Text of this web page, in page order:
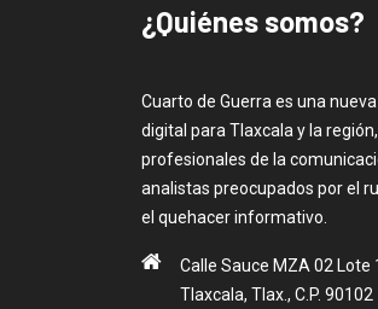
¿Quiénes somos?
Cuarto de Guerra es una
digital para Tlaxcala y la
profesionales de la
analistas preocupados por el
el quehacer informativo.
Calle Sauce MZA 02 Lote
Tlaxcala, Tlax., C.P. 90102